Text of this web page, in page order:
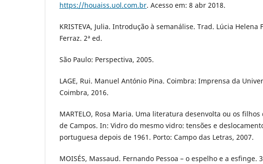
https://houaiss.uol.com.br. Acesso em: 8 abr 2018.
KRISTEVA, Julia. Introdução à semanálise. Trad. Lúcia Helena
Ferraz. 2ª ed.
São Paulo: Perspectiva, 2005.
LAGE, Rui. Manuel António Pina. Coimbra: Imprensa da
Coimbra, 2016.
MARTELO, Rosa Maria. Uma literatura desenvolta ou os filhos
de Campos. In: Vidro do mesmo vidro: tensões e
portuguesa depois de 1961. Porto: Campo das Letras, 2007.
MOISÉS, Massaud. Fernando Pessoa – o espelho e a esfinge.